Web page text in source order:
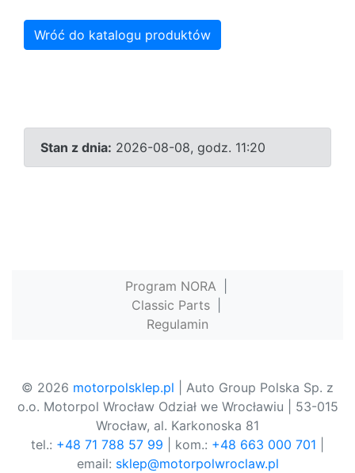
Wróć do katalogu produktów
Stan z dnia: 2026-08-08, godz. 11:20
Program NORA
Classic Parts
Regulamin
© 2026 motorpolsklep.pl | Auto Group Polska Sp. z
o.o. Motorpol Wrocław Odział we Wrocławiu | 53-015
Wrocław, al. Karkonoska 81
tel.: +48 71 788 57 99 | kom.: +48 663 000 701
email: sklep@motorpolwroclaw.pl